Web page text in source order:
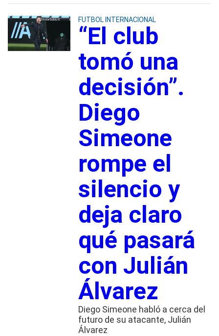
FUTBOL INTERNACIONAL
“El club
tomó una
decisión”.
Diego
Simeone
rompe el
silencio y
deja claro
qué pasará
con Julián
Álvarez
Diego Simeone habló a cerca del
futuro de su atacante, Julián
Álvarez